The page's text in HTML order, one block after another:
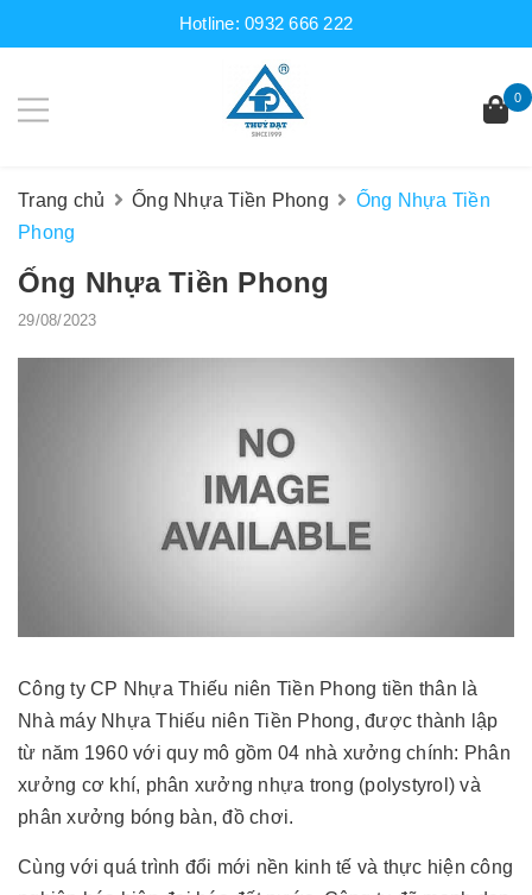
Hotline:0932 666 222
0
Trang chủ Ống Nhựa Tiền Phong
Ống Nhựa Tiền
Phong
Ống Nhựa Tiền Phong
29/08/2023
Công ty CP Nhựa Thiếu niên Tiền Phong tiền thân là
Nhà máy Nhựa Thiếu niên Tiền Phong, được thành lập
từ năm 1960 với quy mô gồm 04 nhà xưởng chính: Phân
xưởng cơ khí, phân xưởng nhựa trong (polystyrol) và
phân xưởng bóng bàn, đồ chơi.
Cùng với quá trình đổi mới nền kinh tế và thực hiện công